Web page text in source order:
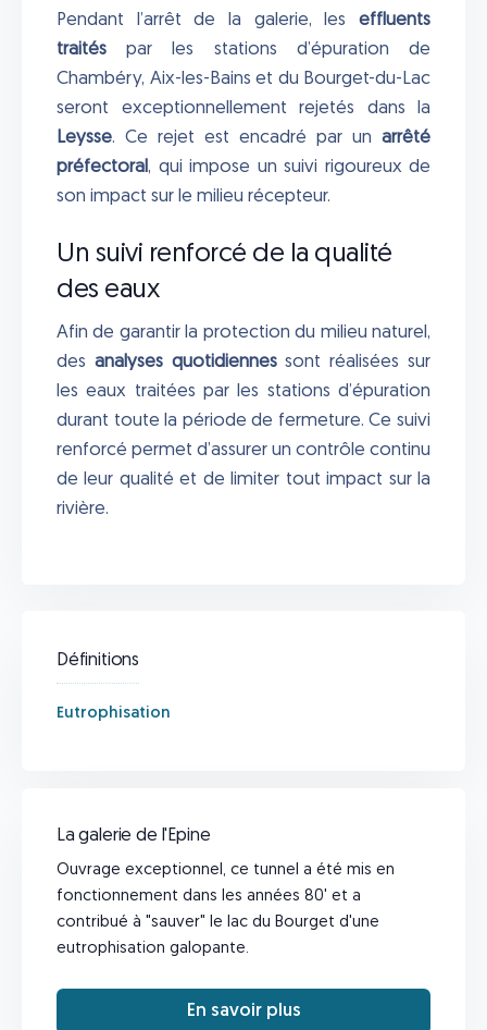
Pendant l’arrêt de la galerie, les effluents
traités par les stations d’épuration de
Chambéry, Aix-les-Bains et du Bourget-du-Lac
seront exceptionnellement rejetés dans la
Leysse. Ce rejet est encadré par un arrêté
préfectoral, qui impose un suivi rigoureux de
son impact sur le milieu récepteur.
Un suivi renforcé de la qualité
des eaux
Afin de garantir la protection du milieu naturel,
des analyses quotidiennessont réalisées sur
les eaux traitées par les stations d’épuration
durant toute la période de fermeture. Ce suivi
renforcé permet d’assurer un contrôle continu
de leur qualité et de limiter tout impact sur la
rivière.
Définitions
Eutrophisation
La galerie de l'Epine
Ouvrage exceptionnel, ce tunnel a été mis en
fonctionnement dans les années 80' et a
contribué à "sauver" le lac du Bourget d'une
eutrophisation galopante.
En savoir plus